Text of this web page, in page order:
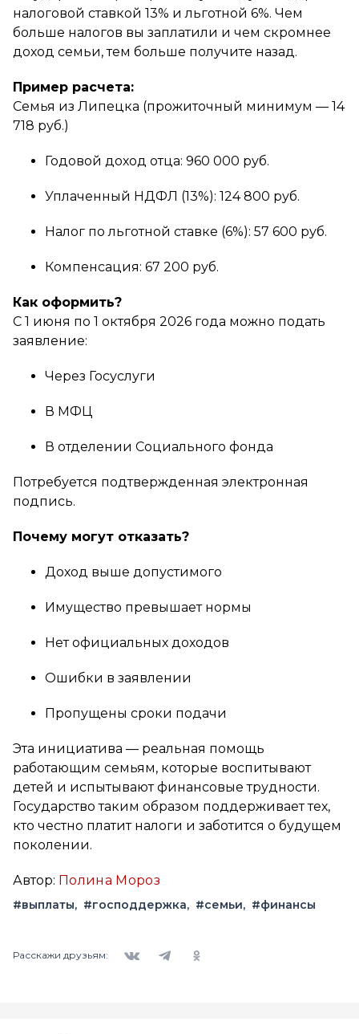
налоговой ставкой 13% и льготной 6%. Чем
больше налогов вы заплатили и чем скромнее
доход семьи, тем больше получите назад.
Пример расчета:
Семья из Липецка (прожиточный минимум — 14
718 руб.)
Годовой доход отца: 960 000 руб.
Уплаченный НДФЛ (13%): 124 800 руб.
Налог по льготной ставке (6%): 57 600 руб.
Компенсация: 67 200 руб.
Как оформить?
С 1 июня по 1 октября 2026 года можно подать
заявление:
Через Госуслуги
В МФЦ
В отделении Социального фонда
Потребуется подтвержденная электронная
подпись.
Почему могут отказать?
Доход выше допустимого
Имущество превышает нормы
Нет официальных доходов
Ошибки в заявлении
Пропущены сроки подачи
Эта инициатива — реальная помощь
работающим семьям, которые воспитывают
детей и испытывают финансовые трудности.
Государство таким образом поддерживает тех,
кто честно платит налоги и заботится о будущем
поколении.
Автор: Полина Мороз
#выплаты #господдержка #семьи #финансы
Расскажи друзьям: